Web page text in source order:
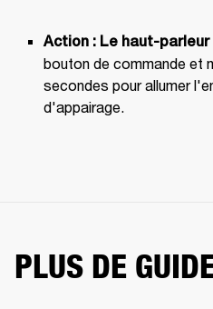
Action : Le haut-
bouton de commande et
secondes pour allumer
d'appairage.
PLUS DE